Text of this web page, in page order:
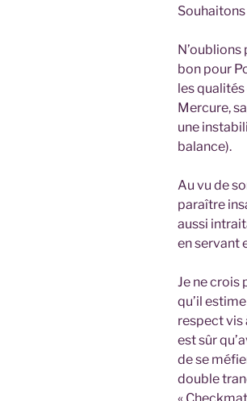
N’oublions
bon pour
les
Mercure,
une
balance).
Au vu de
paraître
aussi
en servant
Je ne crois
qu’il
respect vis
est sûr
de se
double